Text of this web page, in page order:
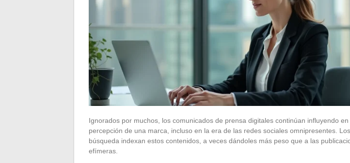
Ignorados por muchos, los comunicados de prensa digitales continúan influyendo en
percepción de una marca, incluso en la era de las redes sociales omnipresentes.
búsqueda indexan estos contenidos, a veces dándoles más peso que a las
efímeras.